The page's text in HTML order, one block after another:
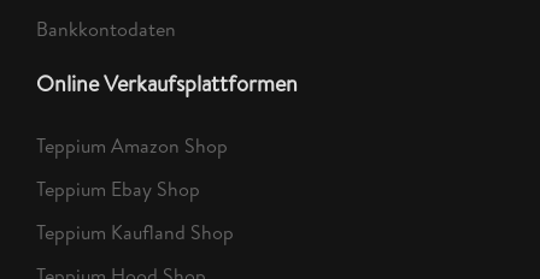
Bankkontodaten
Online Verkaufsplattformen
Teppium Amazon Shop
Teppium Ebay Shop
Teppium Kaufland Shop